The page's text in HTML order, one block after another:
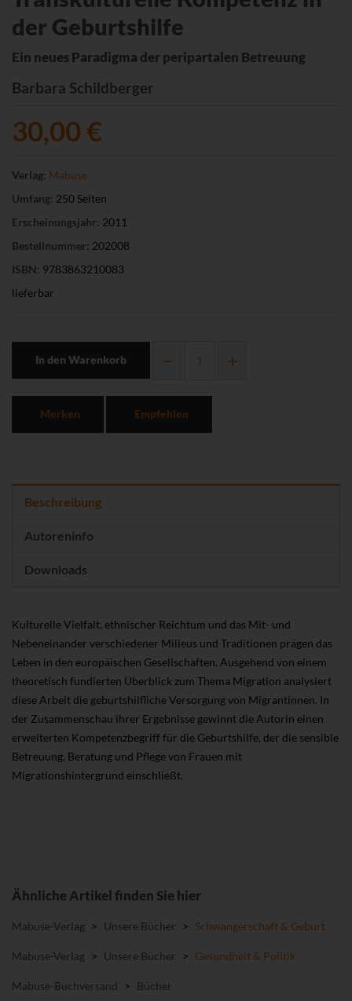
der Geburtshilfe
Ein neues Paradigma der peripartalen Betreuung
Barbara Schildberger
30,00 €
Verlag: Mabuse
Umfang: 250 Seiten
Erscheinungsjahr: 2011
Bestellnummer: 202008
ISBN: 9783863210083
lieferbar
In den Warenkorb
Merken Empfehlen
Beschreibung
Autoreninfo
Downloads
Kulturelle Vielfalt, ethnischer Reichtum und das Mit- und
Nebeneinander verschiedener Milieus und Traditionen prägen das
Leben in den europäischen Gesellschaften. Ausgehend von einem
theoretisch fundierten Überblick zum Thema Migration analysiert
diese Arbeit die geburtshilfliche Versorgung von Migrantinnen. In
der Zusammenschau ihrer Ergebnisse gewinnt die Autorin einen
erweiterten Kompetenzbegriff für die Geburtshilfe, der die sensible
Betreuung, Beratung und Pflege von Frauen mit
Migrationshintergrund einschließt.
Ähnliche Artikel finden Sie hier
Mabuse-Verlag > Unsere Bücher > Schwangerschaft & Geburt
Mabuse-Verlag > Unsere Bücher > Gesundheit & Politik
Mabuse-Buchversand > Bücher